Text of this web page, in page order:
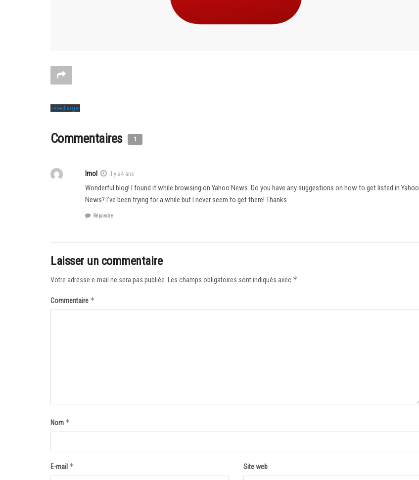
Télécharger
Commentaires 1
Imol il y a4 ans
Wonderful blog! I found it while browsing on Yahoo News. Do you have any suggestions on how to get listed in Yahoo
News? I’ve been trying for a while but I never seem to get there! Thanks
Répondre
Laisser un commentaire
Votre adresse e-mail ne sera pas publiée. Les champs obligatoires sont indiqués avec *
Commentaire *
Nom *
E-mail * Site web